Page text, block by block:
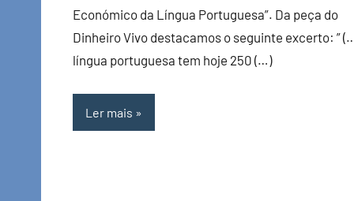
Económico da Língua Portuguesa”. Da peça do
Dinheiro Vivo destacamos o seguinte excerto: ”
língua portuguesa tem hoje 250 (…)
Ler mais